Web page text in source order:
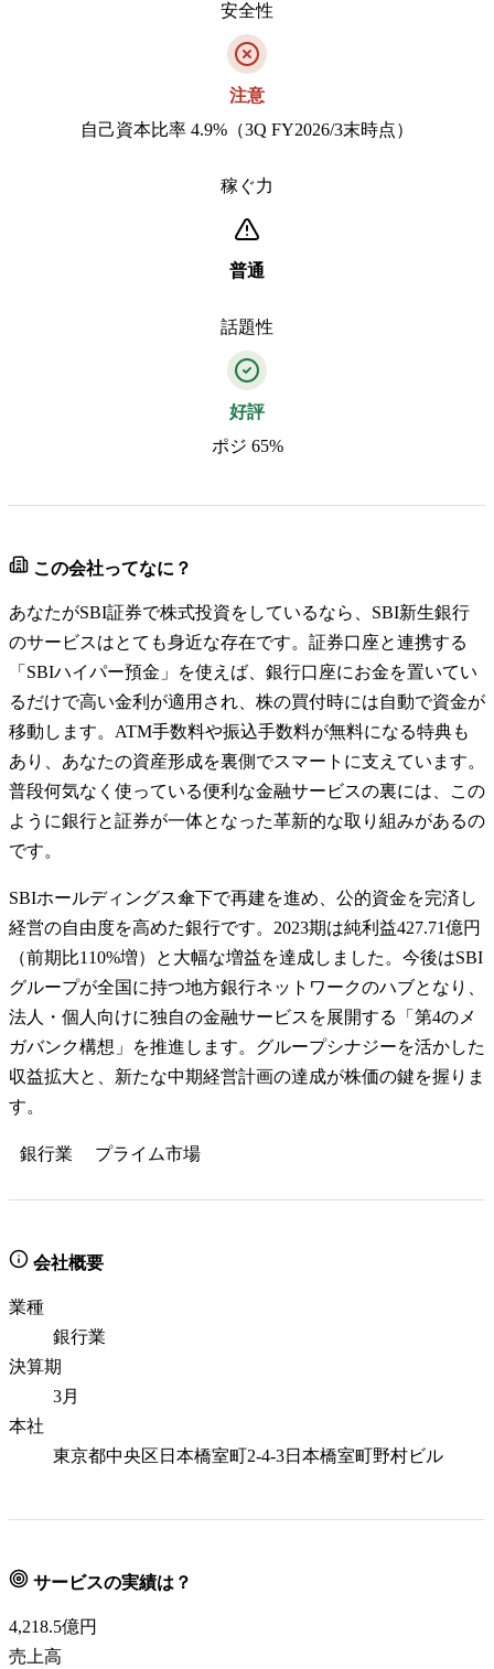
安全性
注意
自己資本比率 4.9%（3Q FY2026/3末時点）
稼ぐ力
普通
話題性
好評
ポジ 65%
この会社ってなに？
あなたがSBI証券で株式投資をしているなら、SBI新生銀行
のサービスはとても身近な存在です。証券口座と連携する
「SBIハイパー預金」を使えば、銀行口座にお金を置いてい
るだけで高い金利が適用され、株の買付時には自動で資金が
移動します。ATM手数料や振込手数料が無料になる特典も
あり、あなたの資産形成を裏側でスマートに支えています。
普段何気なく使っている便利な金融サービスの裏には、この
ように銀行と証券が一体となった革新的な取り組みがあるの
です。
SBIホールディングス傘下で再建を進め、公的資金を完済し
経営の自由度を高めた銀行です。2023期は純利益427.71億円
（前期比110%増）と大幅な増益を達成しました。今後はSBI
グループが全国に持つ地方銀行ネットワークのハブとなり、
法人・個人向けに独自の金融サービスを展開する「第4のメ
ガバンク構想」を推進します。グループシナジーを活かした
収益拡大と、新たな中期経営計画の達成が株価の鍵を握りま
す。
銀行業 プライム市場
会社概要
業種
銀行業
決算期
3月
本社
東京都中央区日本橋室町2-4-3日本橋室町野村ビル
サービスの実績は？
4,218.5億円
売上高